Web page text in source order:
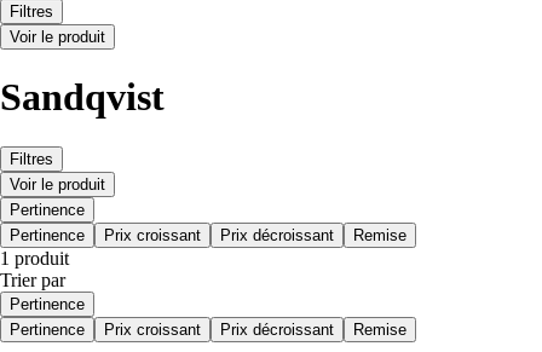
Filtres
Voir le produit
Sandqvist
Filtres
Voir le produit
Pertinence
Pertinence
Prix croissant Prix décroissant Remise
1 produit
Trier par
Pertinence
Pertinence
Prix croissant Prix décroissant Remise